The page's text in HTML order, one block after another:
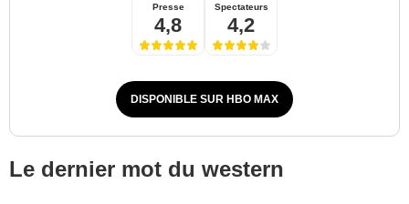
Presse
4,8
Spectateurs
4,2
DISPONIBLE SUR HBO MAX
Le dernier mot du western